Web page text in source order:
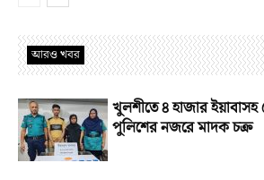
আরও খবর
খুলশীতে ৪ হাজার ইয়াবাসহ
পুলিশের নজরে মাদক চক্র